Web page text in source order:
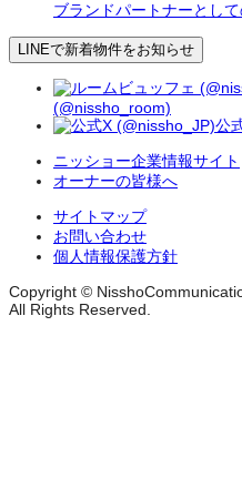
ブランドパートナーとし
LINEで新着物件をお知らせ
(@nissho_room)
公
ニッショー企業情報サイト
オーナーの皆様へ
サイトマップ
お問い合わせ
個人情報保護方針
Copyright ©
All Rights Reserved.